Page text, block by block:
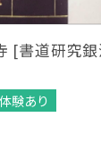
[書道研究
験あり